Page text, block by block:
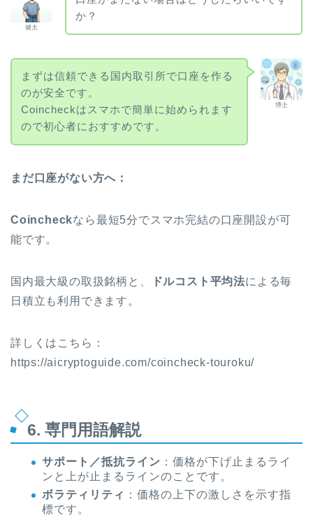
健太
か？
博士
まずは信頼できる国内取引所で口座を作る
のが安全です。
Coincheckはスマホで簡単に始められます
ので初心者におすすめです。
まだ口座がない方へ：
Coincheckなら最短5分でスマホ完結の口座開設が可
能です。
国内最大級の取扱銘柄と、 ドルコスト平均法による毎
日積立も利用できます。
詳しくはこちら：
https://aicryptoguide.com/coincheck-touroku/
6. 専門用語解説
サポート／抵抗ライン ：価格が下げ止まるライ
ンと上が止まるラインのことです。
ボラティリティ ：価格の上下の激しさを示す指
標です。